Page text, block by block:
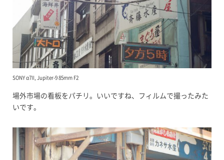
SONY α7II, Jupiter-9 85mm F2
場外市場の看板をパチリ。いいですね、フィルムで撮ったみた
いです。